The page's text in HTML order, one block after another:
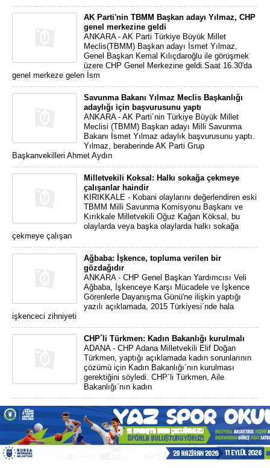
AK Parti'nin TBMM Başkan adayı Yılmaz, CHP
genel merkezine geldi
ANKARA - AK Parti Türkiye Büyük Millet
Meclis(TBMM) Başkan adayı İsmet Yılmaz,
Genel Başkan Kemal Kılıçdaroğlu ile görüşmek
üzere CHP Genel Merkezine geldi.Saat 16.30'da
genel merkeze gelen İsm
Savunma Bakanı Yılmaz Meclis Başkanlığı
adaylığı için başvurusunu yaptı
ANKARA - AK Parti´nin Türkiye Büyük Millet
Meclisi (TBMM) Başkan adayı Milli Savunma
Bakanı İsmet Yılmaz adaylık başvurusunu yaptı.
Yılmaz, beraberinde AK Parti Grup
Başkanvekilleri Ahmet Aydın
Milletvekili Koksal: Halkı sokağa çekmeye
çalışanlar haindir
KIRIKKALE - Kobani olaylarını değerlendiren eski
TBMM Milli Savunma Komisyonu Başkanı ve
Kırıkkale Milletvekili Oğuz Kağan Köksal, bu
olaylarda veya başka olaylarda halkı sokağa
çekmeye çalışan
Ağbaba: İşkence, topluma verilen bir
gözdağıdır
ANKARA - CHP Genel Başkan Yardımcısı Veli
Ağbaba, İşkenceye Karşı Mücadele ve İşkence
Görenlerle Dayanışma Günü'ne ilişkin yaptığı
yazılı açıklamada, 2015 Türkiyesi´nde hala
işkenceci zihniyeti
CHP´li Türkmen: Kadın Bakanlığı kurulmalı
ADANA - CHP Adana Milletvekili Elif Doğan
Türkmen, yaptığı açıklamada kadın sorunlarının
çözümü için Kadın Bakanlığı´nın kurulması
gerektiğini söyledi. CHP´li Türkmen, Aile
Bakanlığı´nın kadın